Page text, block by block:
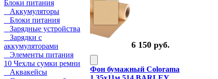
Блоки питания
Аккумуляторы
Блоки питания
Зарядные устройства
Зарядки с
аккумуляторами
Элементы питания
10 Чехлы сумки ремни
Аквакейсы
6 150 руб.
Фон бумажный Colorama